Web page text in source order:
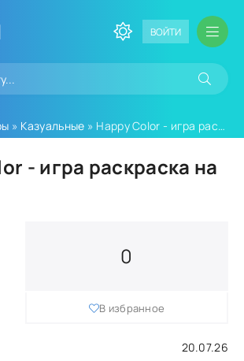
ВОЙТИ
» Казуальные » Happy Color - игра раскраска
- игра раскраска на
20.07.26
0
В избранное